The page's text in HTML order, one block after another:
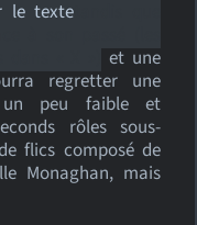
le texte
et une
regretter une
un peu faible et
rôles sous-
flics composé de
Monaghan, mais